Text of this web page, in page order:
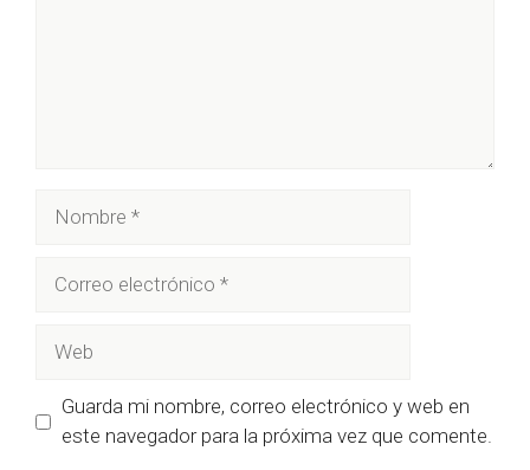
Guarda mi nombre, correo electrónico y web en
este navegador para la próxima vez que comente.